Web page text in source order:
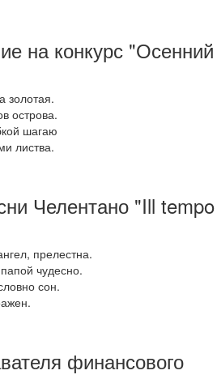
на конкурс "Осенний
золотая.
острова.
шагаю
листва.
Челентано "Ill tempo
прелестна.
чудесно.
сон.
финансового